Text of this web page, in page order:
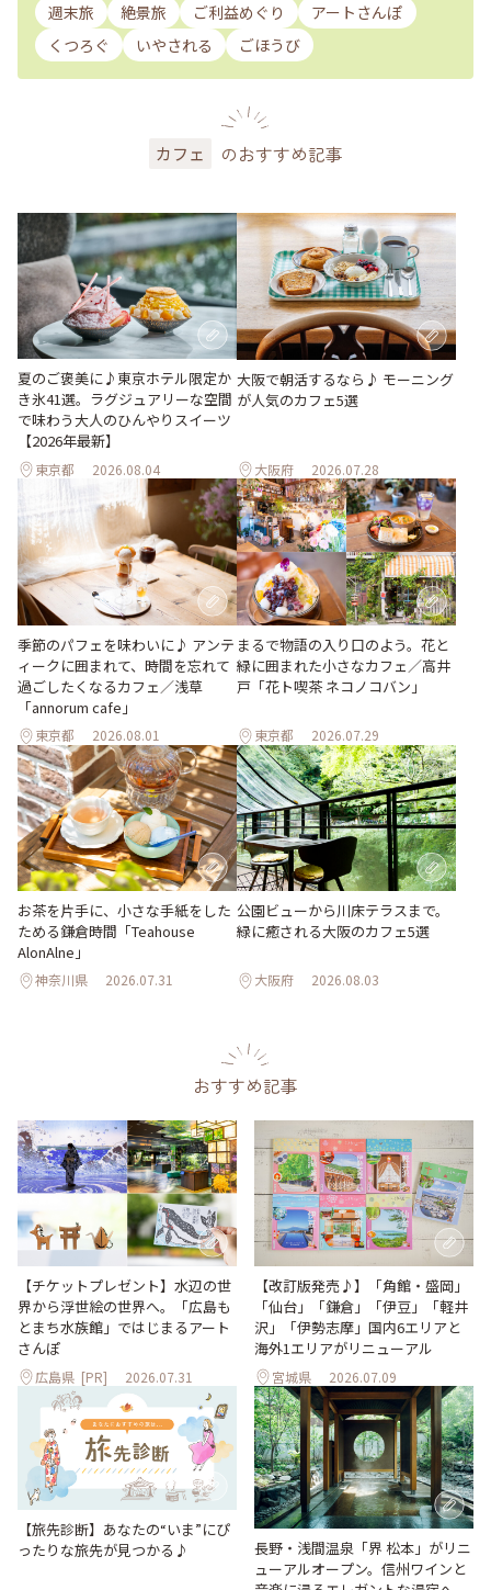
週末旅 絶景旅 ご利益めぐり
アートさんぽ
くつろぐ
いやされる ごほうび
カフェ のおすすめ記事
夏のご褒美に♪東京ホテル限定か
き氷41選。ラグジュアリーな空間
で味わう大人のひんやりスイーツ
【2026年最新】
東京都 2026.08.04
大阪で朝活するなら♪ モーニング
が人気のカフェ5選
大阪府 2026.07.28
季節のパフェを味わいに♪ アンテ
ィークに囲まれて、時間を忘れて
過ごしたくなるカフェ／浅草
「annorum cafe」
東京都 2026.08.01
まるで物語の入り口のよう。花と
緑に囲まれた小さなカフェ／高井
戸「花ト喫茶 ネコノコバン」
東京都 2026.07.29
お茶を片手に、小さな手紙をした
ためる鎌倉時間「Teahouse
AlonAlne」
神奈川県 2026.07.31
公園ビューから川床テラスまで。
緑に癒される大阪のカフェ5選
大阪府 2026.08.03
おすすめ記事
【チケットプレゼント】水辺の世
界から浮世絵の世界へ。「広島も
とまち水族館」ではじまるアート
さんぽ
広島県 [PR] 2026.07.31
【改訂版発売♪】「角館・盛岡」
「仙台」「鎌倉」「伊豆」「軽井
沢」「伊勢志摩」国内6エリアと
海外1エリアがリニューアル
宮城県 2026.07.09
【旅先診断】あなたの“いま”にぴ
ったりな旅先が見つかる♪
長野・浅間温泉「界 松本」がリニ
ューアルオープン。信州ワインと